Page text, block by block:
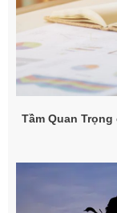
Tầm Quan